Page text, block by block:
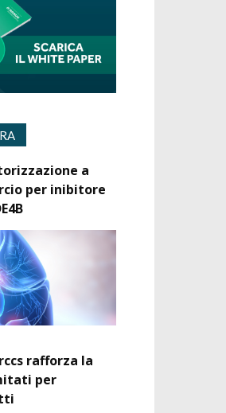
a
per inibitore
rafforza la
per